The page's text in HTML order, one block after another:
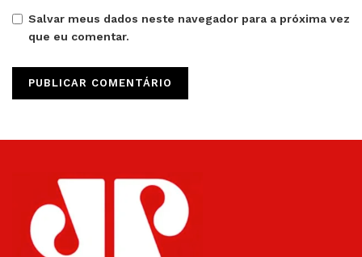
Salvar meus dados neste navegador para a próxima vez
que eu comentar.